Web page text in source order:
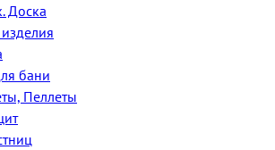
Доска
бани
Пеллеты